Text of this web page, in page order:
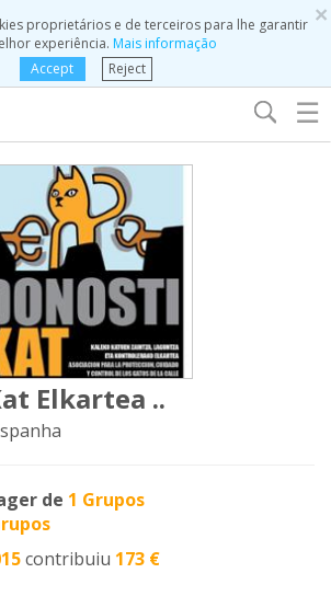
×
proprietários e de terceiros para lhe garantir
experiência. Mais informação
Accept
Reject
☰
Elkartea ..
de 1 Grupos
contribuiu 173 €